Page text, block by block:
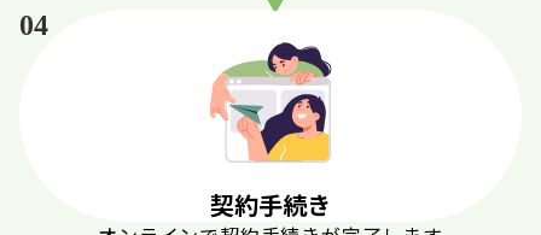
04
契約手続き